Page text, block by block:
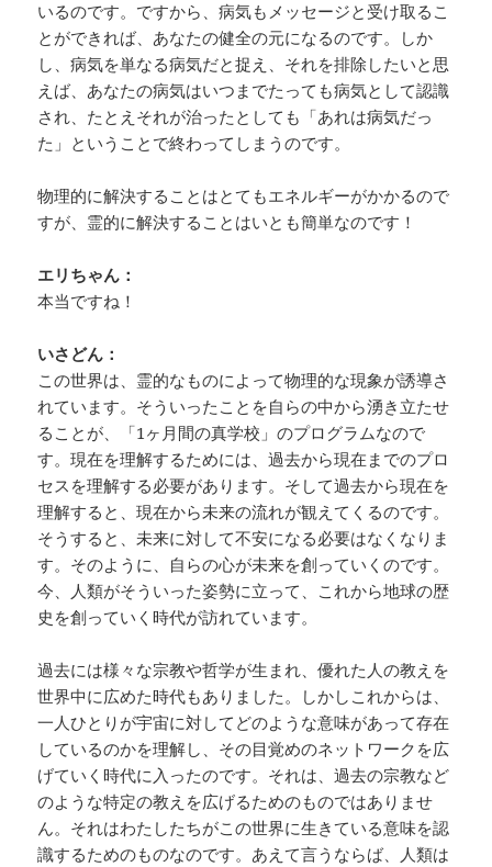
いるのです。ですから、病気もメッセージと受け取るこ
とができれば、あなたの健全の元になるのです。しか
し、病気を単なる病気だと捉え、それを排除したいと思
えば、あなたの病気はいつまでたっても病気として認識
され、たとえそれが治ったとしても「あれは病気だっ
た」ということで終わってしまうのです。
物理的に解決することはとてもエネルギーがかかるので
すが、霊的に解決することはいとも簡単なのです！
エリちゃん：
本当ですね！
いさどん：
この世界は、霊的なものによって物理的な現象が誘導さ
れています。そういったことを自らの中から湧き立たせ
ることが、「1ヶ月間の真学校」のプログラムなので
す。現在を理解するためには、過去から現在までのプロ
セスを理解する必要があります。そして過去から現在を
理解すると、現在から未来の流れが観えてくるのです。
そうすると、未来に対して不安になる必要はなくなりま
す。そのように、自らの心が未来を創っていくのです。
今、人類がそういった姿勢に立って、これから地球の歴
史を創っていく時代が訪れています。
過去には様々な宗教や哲学が生まれ、優れた人の教えを
世界中に広めた時代もありました。しかしこれからは、
一人ひとりが宇宙に対してどのような意味があって存在
しているのかを理解し、その目覚めのネットワークを広
げていく時代に入ったのです。それは、過去の宗教など
のような特定の教えを広げるためのものではありませ
ん。それはわたしたちがこの世界に生きている意味を認
識するためのものなのです。あえて言うならば、人類は